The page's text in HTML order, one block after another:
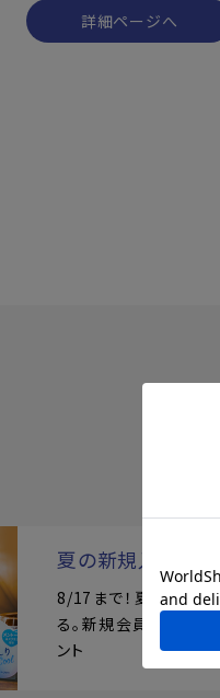
詳細ページへ
夏の新規入会キ
8/17まで！夏の素肌を
る。新規会員登録で
ント